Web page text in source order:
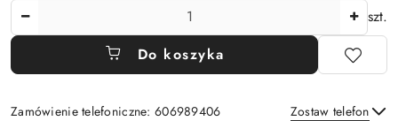
szt.
Do koszyka
Zamówienie telefoniczne: 606989406 Zostaw telefon